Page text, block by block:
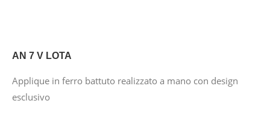
AN 7 V LOTA
Applique in ferro battuto realizzato a mano con design
esclusivo